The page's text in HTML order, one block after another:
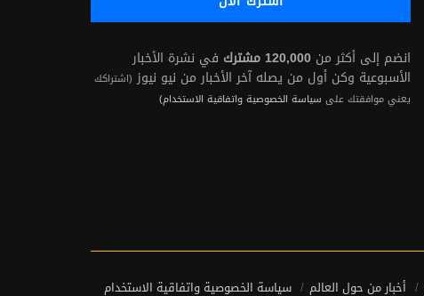
انضم إلى أكثر من 120,000 مشترك
في نشرة الأخبار
الأسبوعية وكن أول من يصله آخر الأخبار من نيو نيوز (اشتراكك
يعني موافقتك على سياسة الخصوصية واتفاقية الاستخدام)
أخبار من حول العالم سياسة الخصوصية واتفاقية الاستخدام